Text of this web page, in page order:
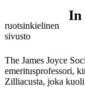
ruotsinkielinen
sivusto
In
The James Joyce
emeritusprofessori,
Zilliacusta, joka